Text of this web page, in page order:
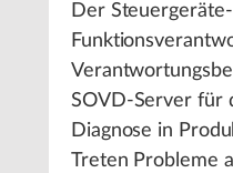
Der
SOVD-Server für
Diagnose in
Treten Probleme